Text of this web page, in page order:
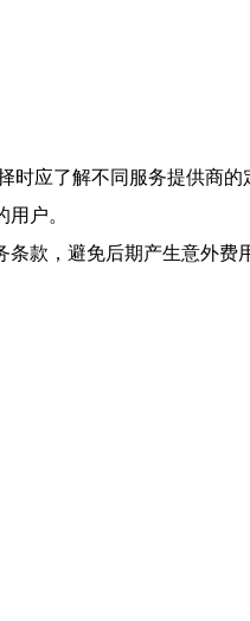
应了解不同服务提供商的
户。
款，避免后期产生意外费